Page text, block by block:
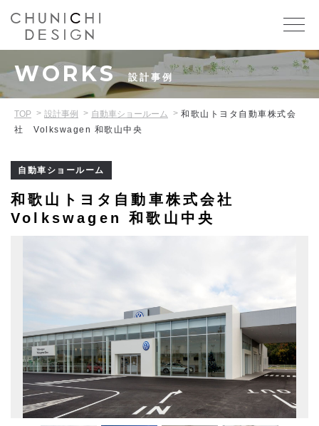
WORKS 設計事例
TOP 設計事例 自動車ショールーム
和歌山トヨタ自動車株式会
社 Volkswagen 和歌山中央
自動車ショールーム
和歌山トヨタ自動車株式会社
Volkswagen 和歌山中央